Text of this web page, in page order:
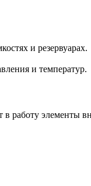
и резервуарах.
и температур.
работу элементы